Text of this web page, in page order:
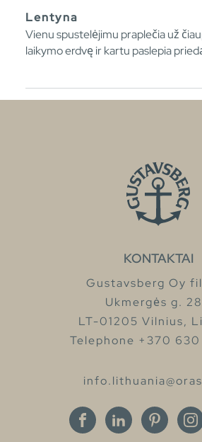
Lentyna
Vienu spustelėjimu praplečia už
laikymo erdvę ir kartu paslepia
KONTAKTAI
Gustavsberg Oy
Ukmergės g.
LT-01205 Vilnius,
Telephone +370